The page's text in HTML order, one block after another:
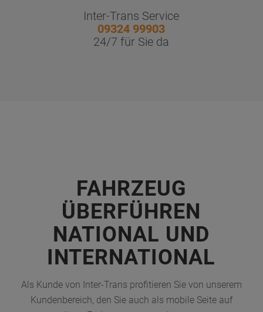
Inter-Trans Service
09324 99903
24/7 für Sie da
FAHRZEUG
ÜBERFÜHREN
NATIONAL UND
INTERNATIONAL
Als Kunde von Inter-Trans profitieren Sie von unserem
Kundenbereich, den Sie auch als mobile Seite auf